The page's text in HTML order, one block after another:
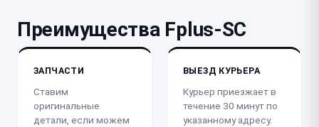
Преимущества Fplus-SC
ЗАПЧАСТИ
Ставим
оригинальные
детали, если можем
ВЫЕЗД КУРЬЕРА
Курьер приезжает в
течение 30 минут по
указанному адресу.